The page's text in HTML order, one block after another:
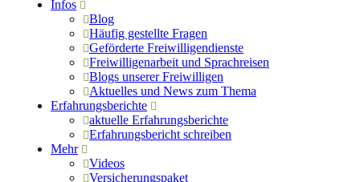
Infos
Blog
Häufig gestellte Fragen
Geförderte Freiwilligendienste
Freiwilligenarbeit und Sprachreisen
Blogs unserer Freiwilligen
Aktuelles und News zum Thema
Erfahrungsberichte
aktuelle Erfahrungsberichte
Erfahrungsbericht schreiben
Mehr
Videos
Versicherungspaket